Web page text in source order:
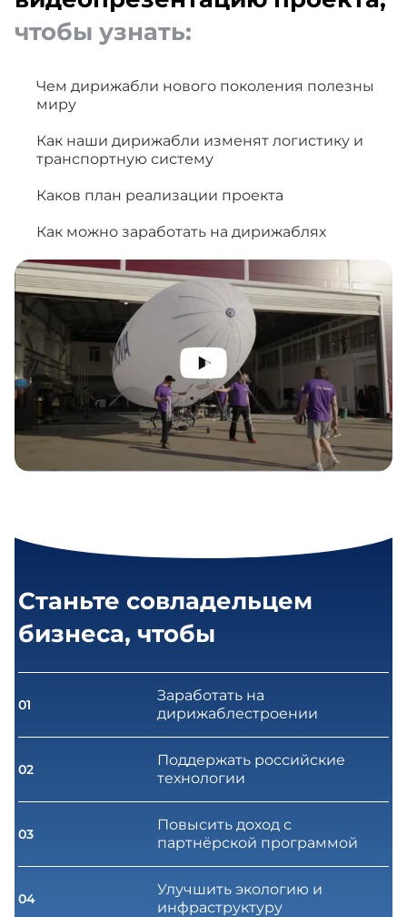
чтобы узнать:
Чем дирижабли нового поколения полезны
миру
Как наши дирижабли изменят логистику и
транспортную систему
Каков план реализации проекта
Как можно заработать на дирижаблях
Станьте совладельцем
бизнеса, чтобы
01
Заработать на
дирижаблестроении
02
Поддержать российские
технологии
03
Повысить доход с
партнёрской программой
04
Улучшить экологию и
инфраструктуру